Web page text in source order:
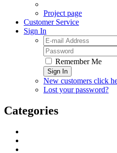
Project page
Customer Service
Sign In
Remember Me
Sign In
New customers click
Lost your password?
Categories